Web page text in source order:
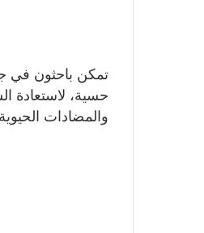
تمكن باحثون في
حسية، لاستعادة
والمضادات